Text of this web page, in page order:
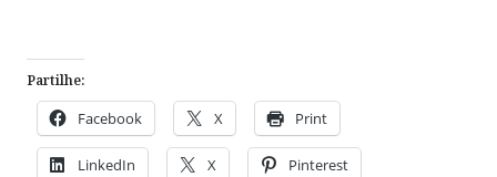
Partilhe:
Facebook X Print
LinkedIn X Pinterest